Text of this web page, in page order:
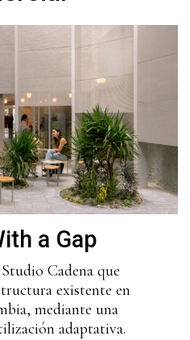
a Gap
Cadena que
existente en
mediante una
adaptativa.